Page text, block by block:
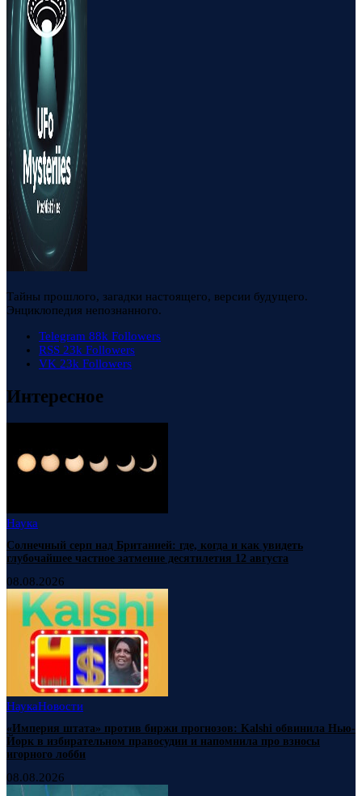
Тайны прошлого, загадки настоящего, версии будущего.
Энциклопедия непознанного.
Telegram 88k Followers
RSS 23k Followers
VK 23k Followers
Интересное
Наука
Солнечный серп над Британией: где, когда и как увидеть
глубочайшее частное затмение десятилетия 12 августа
08.08.2026
НаукаНовости
«Империя штата» против биржи прогнозов: Kalshi обвинила Нью-
Йорк в избирательном правосудии и напомнила про взносы
игорного лобби
08.08.2026